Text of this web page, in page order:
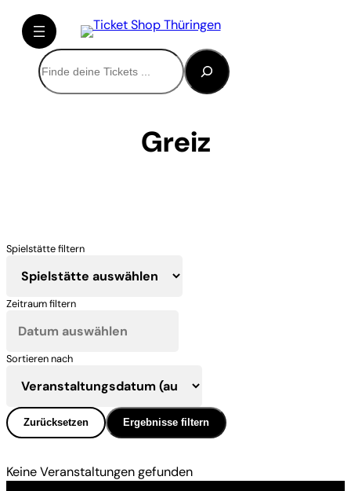
Direkt
zum
Inhalt
wechseln
Suchen
Greiz
Spielstätte filtern
Zeitraum filtern
Sortieren nach
Zurücksetzen Ergebnisse filtern
Keine Veranstaltungen gefunden